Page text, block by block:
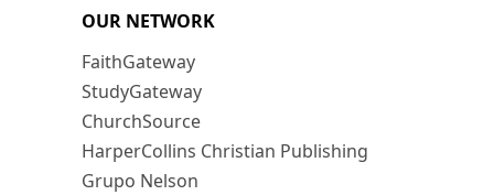
OUR NETWORK
FaithGateway
StudyGateway
ChurchSource
HarperCollins Christian Publishing
Grupo Nelson